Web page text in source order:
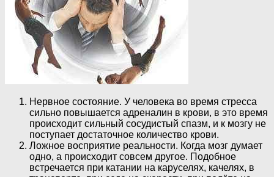
Нервное состояние. У человека во время стресса
сильно повышается адреналин в крови, в это время
происходит сильный сосудистый спазм, и к мозгу не
поступает достаточное количество крови.
Ложное восприятие реальности. Когда мозг думает
одно, а происходит совсем другое. Подобное
встречается при катании на каруселях, качелях, в